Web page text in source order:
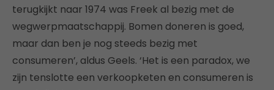
terugkijkt naar 1974 was Freek al bezig met de
wegwerpmaatschappij. Bomen doneren is goed,
maar dan ben je nog steeds bezig met
consumeren’, aldus Geels. ‘Het is een paradox, we
zijn tenslotte een verkoopketen en consumeren is